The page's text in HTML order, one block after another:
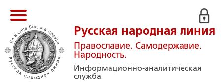
Русская народная линия
Православие. Самодержавие.
Народность.
Информационно-аналитическая
служба